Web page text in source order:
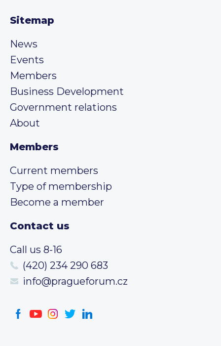
Sitemap
News
Events
Members
Business Development
Government relations
About
Members
Current members
Type of membership
Become a member
Contact us
Call us 8-16
(420) 234 290 683
info@pragueforum.cz